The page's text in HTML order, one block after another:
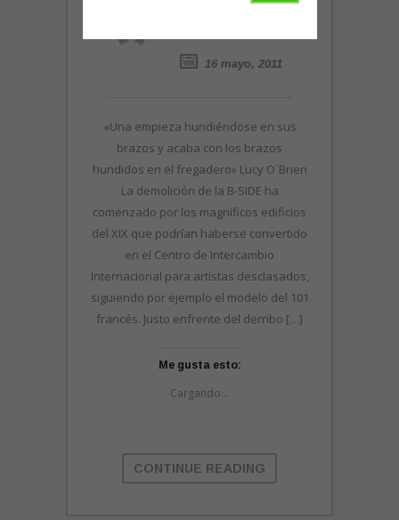
16 mayo, 2011
«Una empieza hundiéndose en sus
brazos y acaba con los brazos
hundidos en el fregadero» Lucy O´Brien
La demolición de la B-SIDE ha
comenzado por los magníficos edificios
del XIX que podrían haberse convertido
en el Centro de Intercambio
Internacional para artistas desclasados,
siguiendo por ejemplo el modelo del 101
francés. Justo enfrente del derribo […]
Me gusta esto:
Cargando...
CONTINUE READING